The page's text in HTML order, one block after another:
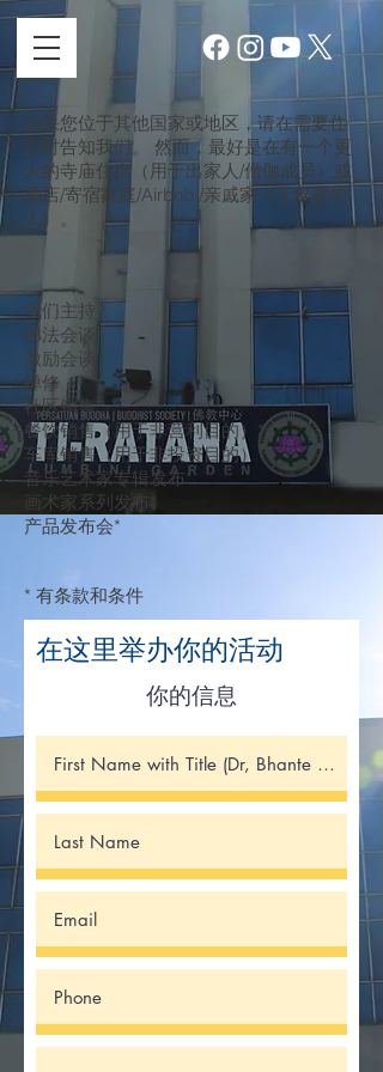
如果您位于其他国家或地区，请在需要住
宿时告知我们。 然而，最好是在有一个更
大的寺庙住宿（用于出家人/僧伽成员）或
酒店/寄宿家庭/Airbnb /亲戚家（无出家的
人）。
我们主持：
佛法会谈
激励会谈
禅修
社区销售
餐饮销售（用于非营利目的）*
车库销售（用于非投资目的）*
音乐艺术家专辑发布*
画术家系列发布*
产品发布会*
* 有条款和条件
在这里举办你的活动
你的信息